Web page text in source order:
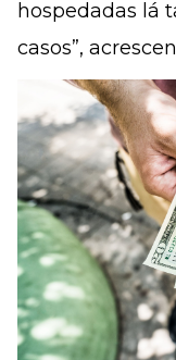
hospedadas lá
casos”,